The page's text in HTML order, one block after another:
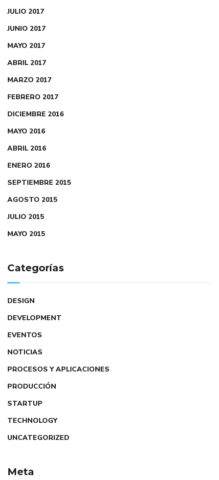
JULIO 2017
JUNIO 2017
MAYO 2017
ABRIL 2017
MARZO 2017
FEBRERO 2017
DICIEMBRE 2016
MAYO 2016
ABRIL 2016
ENERO 2016
SEPTIEMBRE 2015
AGOSTO 2015
JULIO 2015
MAYO 2015
Categorías
DESIGN
DEVELOPMENT
EVENTOS
NOTICIAS
PROCESOS Y APLICACIONES
PRODUCCIÓN
STARTUP
TECHNOLOGY
UNCATEGORIZED
Meta